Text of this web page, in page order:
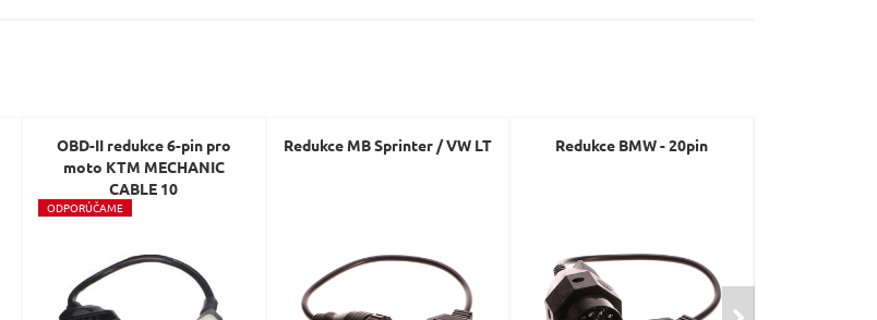
Odeslat dotaz
OBD-II redukce 6-pin pro
moto KTM MECHANIC
CABLE 10
ODPORÚČAME
Redukce MB Sprinter / VW LT Redukce BMW - 20pin